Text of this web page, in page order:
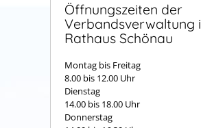
Öffnungszeiten der
Verbandsverwaltung
Rathaus Schönau
Montag bis Freitag
8.00 bis 12.00 Uhr
Dienstag
14.00 bis 18.00 Uhr
Donnerstag